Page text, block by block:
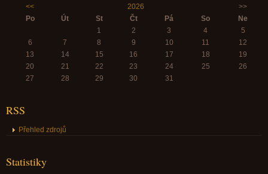
<<
2026
>>
Po
Út St Čt Pá So
Ne
1
2 3 4
5
6
7 8 9 10 11
12
13
14 15 16 17 18
19
20
21 22 23 24 25
26
27
28 29 30 31
RSS
Přehled zdrojů
Statistiky